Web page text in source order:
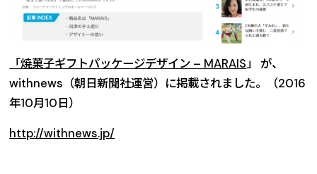
「焼菓子ギフトパッケージデザイン – MARAIS」 が、
withnews（朝日新聞社運営）に掲載されました。（2016
年10月10日）
http://withnews.jp/